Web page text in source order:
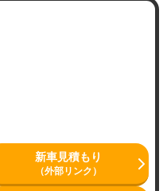
新車見積もり
（外部リンク）